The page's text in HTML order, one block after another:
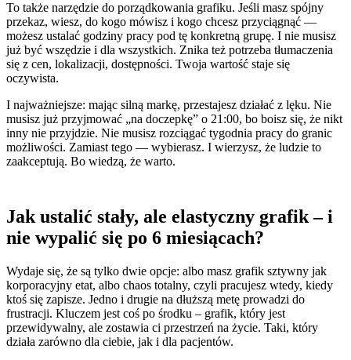
To także narzędzie do porządkowania grafiku. Jeśli masz spójny
przekaz, wiesz, do kogo mówisz i kogo chcesz przyciągnąć —
możesz ustalać godziny pracy pod tę konkretną grupę. I nie musisz
już być wszędzie i dla wszystkich. Znika też potrzeba tłumaczenia
się z cen, lokalizacji, dostępności. Twoja wartość staje się
oczywista.
I najważniejsze: mając silną markę, przestajesz działać z lęku. Nie
musisz już przyjmować „na doczepkę” o 21:00, bo boisz się, że nikt
inny nie przyjdzie. Nie musisz rozciągać tygodnia pracy do granic
możliwości. Zamiast tego — wybierasz. I wierzysz, że ludzie to
zaakceptują. Bo wiedzą, że warto.
Jak ustalić stały, ale elastyczny grafik – i
nie wypalić się po 6 miesiącach?
Wydaje się, że są tylko dwie opcje: albo masz grafik sztywny jak
korporacyjny etat, albo chaos totalny, czyli pracujesz wtedy, kiedy
ktoś się zapisze. Jedno i drugie na dłuższą metę prowadzi do
frustracji. Kluczem jest coś po środku – grafik, który jest
przewidywalny, ale zostawia ci przestrzeń na życie. Taki, który
działa zarówno dla ciebie, jak i dla pacjentów.